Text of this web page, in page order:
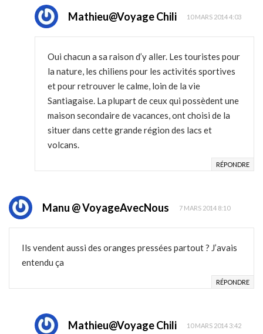
Mathieu@Voyage Chili 10 MARS 2014 4:03
Oui chacun a sa raison d’y aller. Les touristes pour
la nature, les chiliens pour les activités sportives
et pour retrouver le calme, loin de la vie
Santiagaise. La plupart de ceux qui possèdent une
maison secondaire de vacances, ont choisi de la
situer dans cette grande région des lacs et
volcans.
RÉPONDRE
Manu @ VoyageAvecNous 7 MARS 2014 8:10
Ils vendent aussi des oranges pressées partout ? J’avais
entendu ça
RÉPONDRE
Mathieu@Voyage Chili 10 MARS 2014 3:42